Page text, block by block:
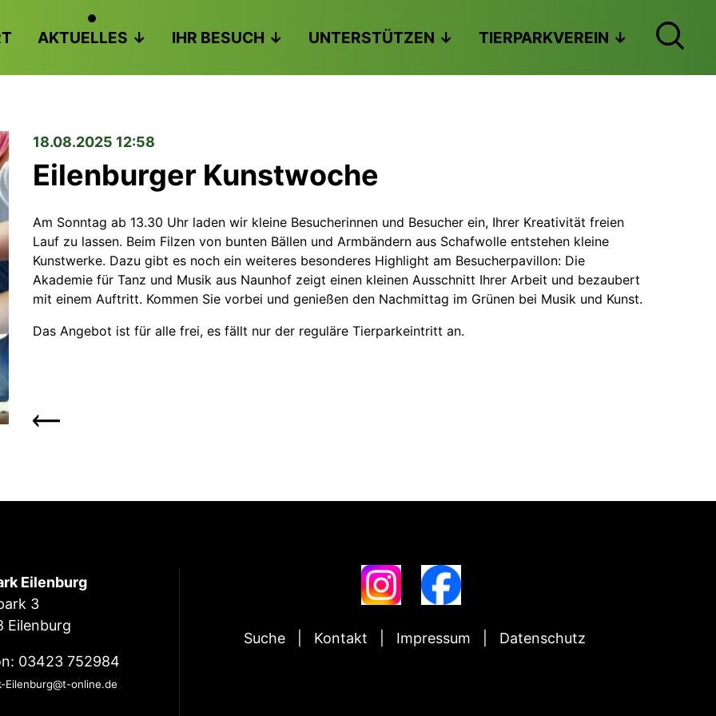
AKTUELLES IHR BESUCH UNTERSTÜTZEN TIERPARKVEREIN
18.08.2025 12:58
Eilenburger Kunstwoche
Am Sonntag ab 13.30 Uhr laden wir kleine Besucherinnen und Besucher ein, Ihrer Kreativität freien
Lauf zu lassen. Beim Filzen von bunten Bällen und Armbändern aus Schafwolle entstehen kleine
Kunstwerke. Dazu gibt es noch ein weiteres besonderes Highlight am Besucherpavillon: Die
Akademie für Tanz und Musik aus Naunhof zeigt einen kleinen Ausschnitt Ihrer Arbeit und bezaubert
mit einem Auftritt. Kommen Sie vorbei und genießen den Nachmittag im Grünen bei Musik und Kunst.
Das Angebot ist für alle frei, es fällt nur der reguläre Tierparkeintritt an.
Eilenburg
3
Eilenburg
03423 752984
Eilenburg@t-online.de
Suche Kontakt Impressum Datenschutz